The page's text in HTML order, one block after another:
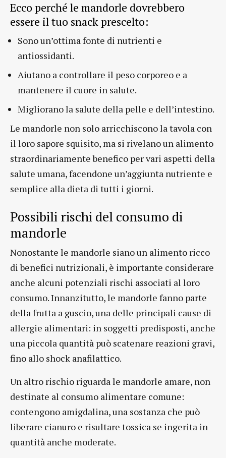
Ecco perché le mandorle dovrebbero
essere il tuo snack prescelto:
Sono un’ottima fonte di nutrienti e
antiossidanti.
Aiutano a controllare il peso corporeo e a
mantenere il cuore in salute.
Migliorano la salute della pelle e dell’intestino.
Le mandorle non solo arricchiscono la tavola con
il loro sapore squisito, ma si rivelano un alimento
straordinariamente benefico per vari aspetti della
salute umana, facendone un’aggiunta nutriente e
semplice alla dieta di tutti i giorni.
Possibili rischi del consumo di
mandorle
Nonostante le mandorle siano un alimento ricco
di benefici nutrizionali, è importante considerare
anche alcuni potenziali rischi associati al loro
consumo. Innanzitutto, le mandorle fanno parte
della frutta a guscio, una delle principali cause di
allergie alimentari: in soggetti predisposti, anche
una piccola quantità può scatenare reazioni gravi,
fino allo shock anafilattico.
Un altro rischio riguarda le mandorle amare, non
destinate al consumo alimentare comune:
contengono amigdalina, una sostanza che può
liberare cianuro e risultare tossica se ingerita in
quantità anche moderate.